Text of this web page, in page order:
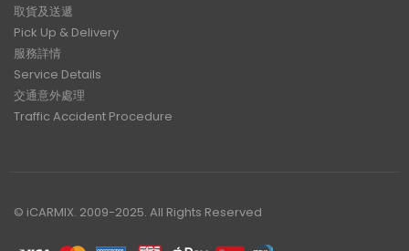
取貨及送遞
Pick Up & Delivery
服務詳情
Service Details
交通意外處理
Traffic Accident Procedure
© iCARMIX. 2009-2025. All Rights Reserved